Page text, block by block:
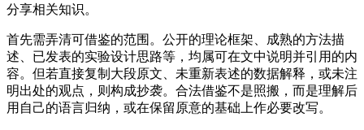
分享相关知识。
首先需弄清可借鉴的范围。公开的理论框架、成熟的方法描
述、已发表的实验设计思路等，均属可在文中说明并引用的内
容。但若直接复制大段原文、未重新表述的数据解释，或未注
明出处的观点，则构成抄袭。合法借鉴不是照搬，而是理解后
用自己的语言归纳，或在保留原意的基础上作必要改写。